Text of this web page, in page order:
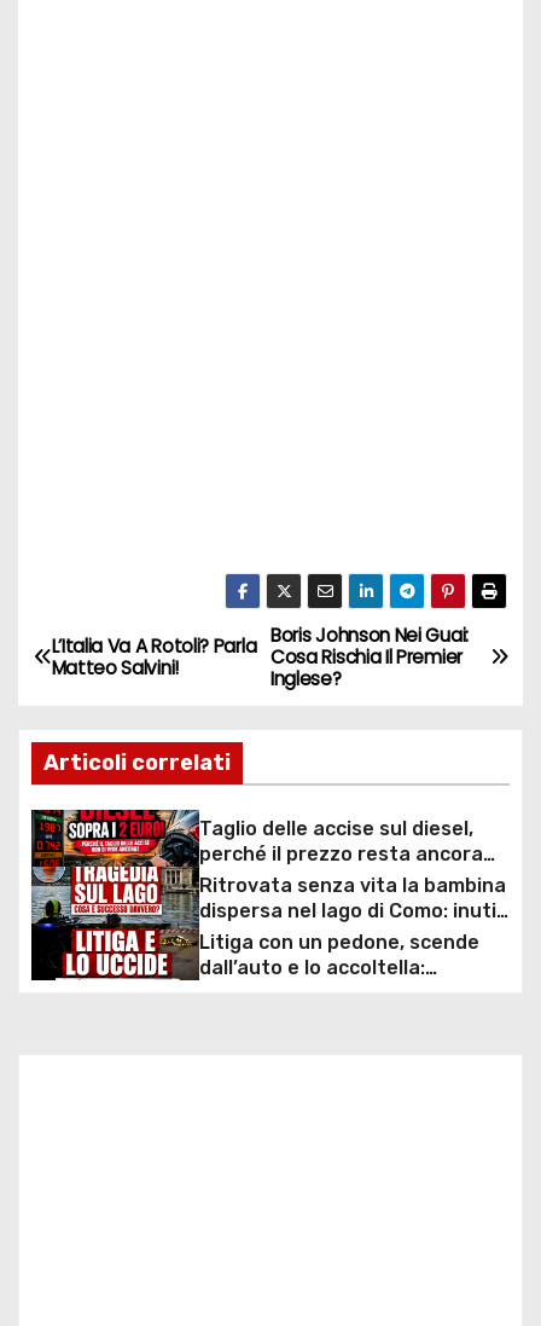
N
v
i
g
a
z
Boris Johnson Nei Guai:
Cosa Rischia Il Premier
Inglese?
L’Italia Va A Rotoli? Parla
Matteo Salvini!
Articoli correlati
Taglio delle accise sul diesel,
perché il prezzo resta ancora
sopra i 2 euro nonostante lo
sconto deciso dal Governo
Ritrovata senza vita la bambina
dispersa nel lago di Como: inutili
ore di ricerche dei
sommozzatori
Litiga con un pedone, scende
dall’auto e lo accoltella: